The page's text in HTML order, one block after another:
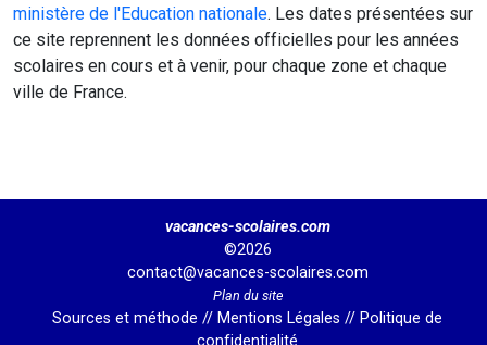
ministère de l'Education nationale. Les dates présentées sur
ce site reprennent les données officielles pour les années
scolaires en cours et à venir, pour chaque zone et chaque
ville de France.
vacances-scolaires.com
©2026
contact@vacances-scolaires.com
Plan du site
Sources et méthode // Mentions Légales // Politique de